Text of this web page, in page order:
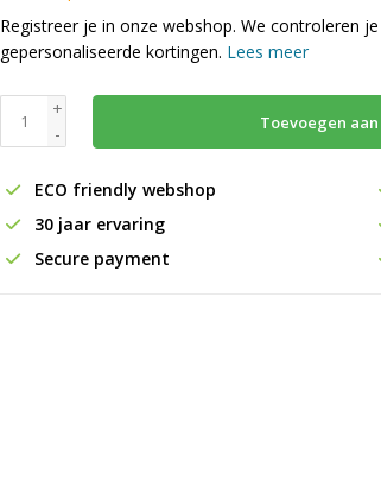
Registreer je in onze webshop. We controleren
gepersonaliseerde kortingen. Lees meer
+
-
Toevoegen
ECO friendly webshop
30 jaar ervaring
Secure payment